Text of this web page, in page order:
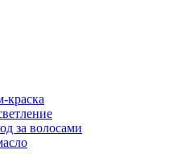
краска
за волосами